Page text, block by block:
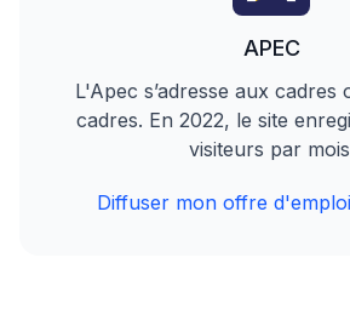
APEC
L'Apec s’adresse aux
cadres. En 2022, le site
visiteurs par
Diffuser mon offre